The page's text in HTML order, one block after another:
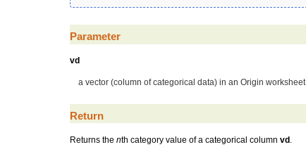
Parameter
vd
a vector (column of categorical data) in an Origin worksheet.
Return
Returns the nth category value of a categorical column vd.